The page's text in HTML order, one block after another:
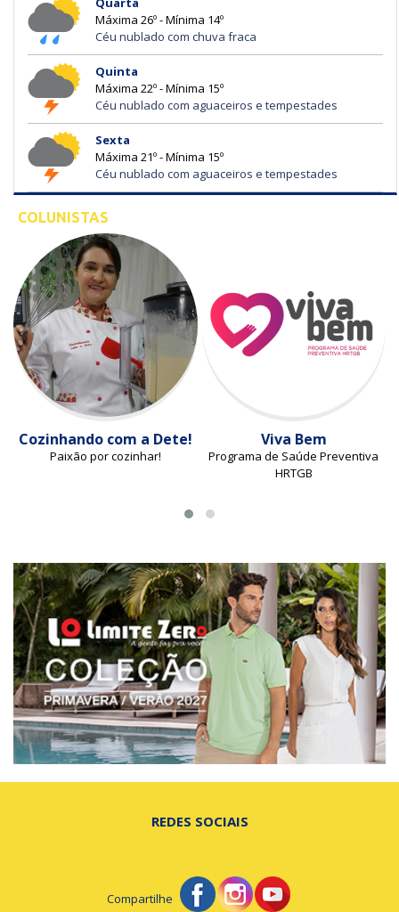
Máxima 26º - Mínima 14º
Céu nublado com chuva fraca
Quinta
Máxima 22º - Mínima 15º
Céu nublado com aguaceiros e tempestades
Sexta
Máxima 21º - Mínima 15º
Céu nublado com aguaceiros e tempestades
COLUNISTAS
Cozinhando com a Dete!
Paixão por cozinhar!
Viva Bem
Programa de Saúde Preventiva
HRTGB
REDES SOCIAIS
Compartilhe